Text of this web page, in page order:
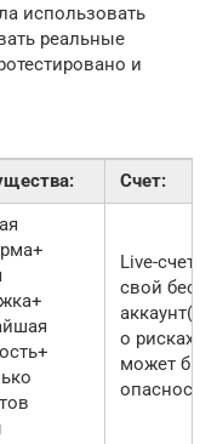
использовать
реальные
и
Счет:
Live-счет
свой
о рисках:
может
опасности)